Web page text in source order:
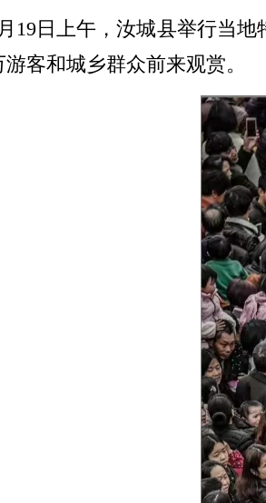
19日上午，汝城县举行当
游客和城乡群众前来观赏。